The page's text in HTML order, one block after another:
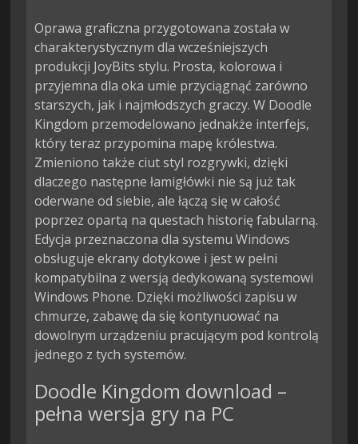
Oprawa graficzna przygotowana została w
charakterystycznym dla wcześniejszych
produkcji JoyBits stylu. Prosta, kolorowa i
przyjemna dla oka umie przyciągnąć zarówno
starszych, jak i najmłodszych graczy. W Doodle
Kingdom przemodelowano jednakże interfejs,
który teraz przypomina mapę królestwa.
Zmieniono także ciut styl rozgrywki, dzięki
dlaczego następne łamigłówki nie są już tak
oderwane od siebie, ale łączą się w całość
poprzez opartą na questach historię fabularną.
Edycja przeznaczona dla systemu Windows
obsługuje ekrany dotykowe i jest w pełni
kompatybilna z wersją dedykowaną systemowi
Windows Phone. Dzięki możliwości zapisu w
chmurze, zabawę da się kontynuować na
dowolnym urządzeniu pracującym pod kontrolą
jednego z tych systemów.
Doodle Kingdom download –
pełna wersja gry na PC